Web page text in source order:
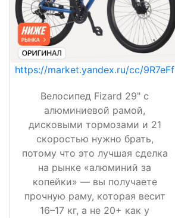
https://market.yandex.ru/cc/9R7eFf
Велосипед Fizard 29" с
алюминиевой рамой,
дисковыми тормозами и 21
скоростью нужно брать,
потому что это лучшая сделка
на рынке «алюминий за
копейки» — вы получаете
прочную раму, которая весит
16–17 кг, а не 20+ как у